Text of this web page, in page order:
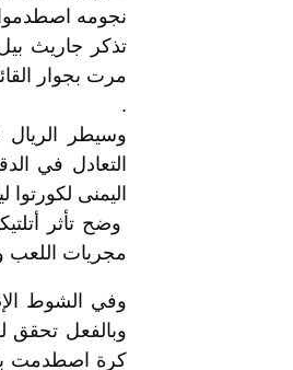
نجومه اصطدموا
مرت بجوار
.
وسيطر
التعادل في
اليمنى
وضح تأثر
مجريات اللعب
وفي الشوط
كرة اصطدمت